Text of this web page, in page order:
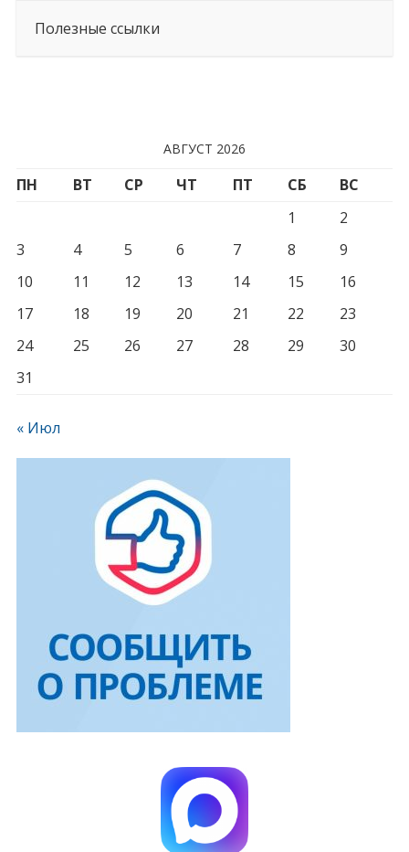
Полезные ссылки
АВГУСТ 2026
ПН ВТ СР ЧТ ПТ СБ
ВС
1
2
3
4 5 6 7 8
9
10
11 12 13 14 15
16
17
18 19 20 21 22
23
24
25 26 27 28 29
30
31
« Июл